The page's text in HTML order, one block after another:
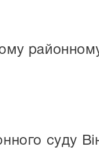
районному
суду